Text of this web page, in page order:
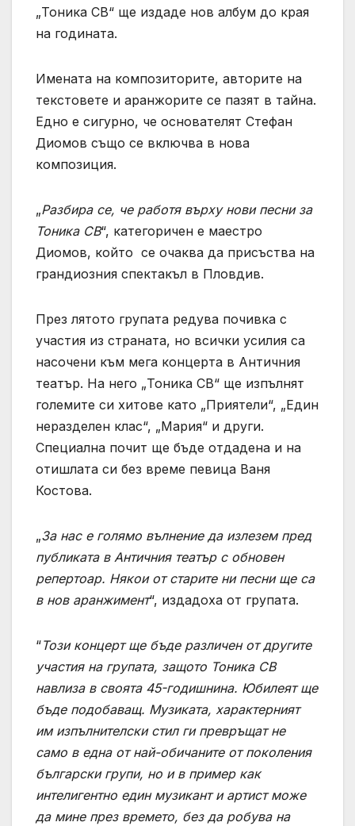
„Тоника СВ“ ще издаде нов албум до края
на годината.
Имената на композиторите, авторите на
текстовете и аранжорите се пазят в тайна.
Едно е сигурно, че основателят Стефан
Диомов също се включва в нова
композиция.
„Разбира се, че работя върху нови песни за
Тоника СВ“, категоричен е маестро
Диомов, който се очаква да присъства на
грандиозния спектакъл в Пловдив.
През лятото групата редува почивка с
участия из страната, но всички усилия са
насочени към мега концерта в Античния
театър. На него „Тоника СВ“ ще изпълнят
големите си хитове като „Приятели“, „Един
неразделен клас“, „Мария“ и други.
Специална почит ще бъде отдадена и на
отишлата си без време певица Ваня
Костова.
„За нас е голямо вълнение да излезем пред
публиката в Античния театър с обновен
репертоар. Някои от старите ни песни ще са
в нов аранжимент“, издадоха от групата.
“Този концерт ще бъде различен от другите
участия на групата, защото Тоника СВ
навлиза в своята 45-годишнина. Юбилеят ще
бъде подобаващ. Музиката, характерният
им изпълнителски стил ги превръщат не
само в една от най-обичаните от поколения
български групи, но и в пример как
интелигентно един музикант и артист може
да мине през времето, без да робува на